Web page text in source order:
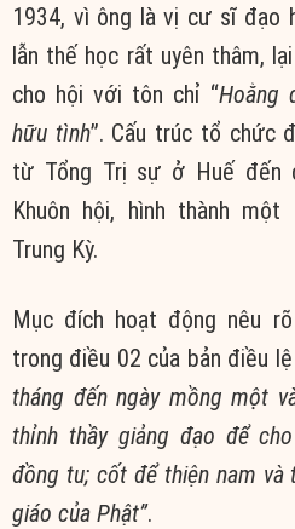
1934, vì ông là vị cư sĩ đạo
lẫn thế học rất uyên thâm,
cho hội với tôn chỉ “Hoằng
hữu tình”. Cấu trúc tổ chức
từ Tổng Trị sự ở Huế đến
Khuôn hội, hình thành
Trung Kỳ.
Mục đích hoạt động nêu
trong điều 02 của bản điều
tháng đến ngày mồng một
thỉnh thầy giảng đạo để
đồng tu; cốt để thiện nam
giáo của Phật”.